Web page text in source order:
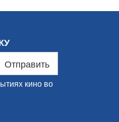
Отправить
кино во